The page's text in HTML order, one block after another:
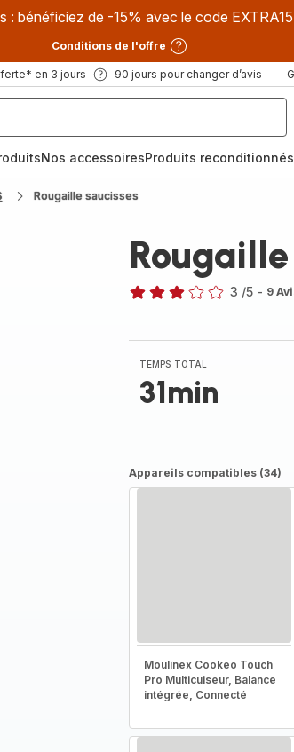
: bénéficiez de -15% avec le code
Conditions de l'offre
en 3 jours 90 jours pour changer d’avis
Nos accessoiresProduits reconditionnés
Rougaille saucisses
étoiles
(moyenne)
3 /5 - 9
TEMPS TOTAL
31min
Appareils compatibles (34)
Moulinex Cookeo Touch
Pro Multicuiseur, Balance
intégrée, Connecté